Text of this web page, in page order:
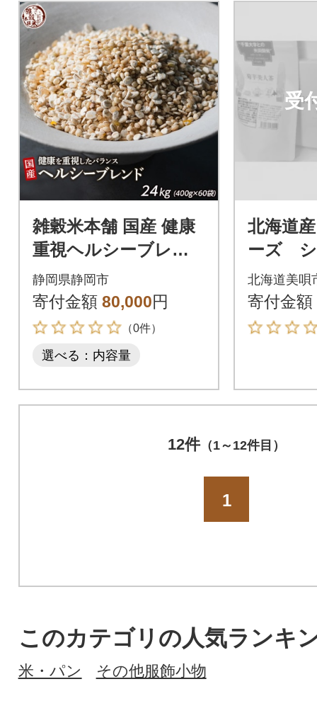
雑穀米本舗 国産 健康
重視ヘルシーブレン
ド 24kg(400g×60袋)
静岡県静岡市
寄付金額 80,000円
（0件）
選べる：内容量
受
北海道
ーズ シ
(黒ニン
g、菊芋
サプリ
北海道美唄
寄付金額
12件（1～12件目）
1
このカテゴリの人気ランキ
米・パン その他服飾小物